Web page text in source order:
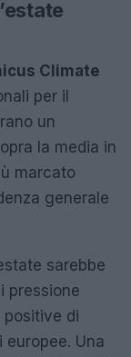
Climate
per il
un
la media in
marcato
generale
sarebbe
pressione
positive di
Una